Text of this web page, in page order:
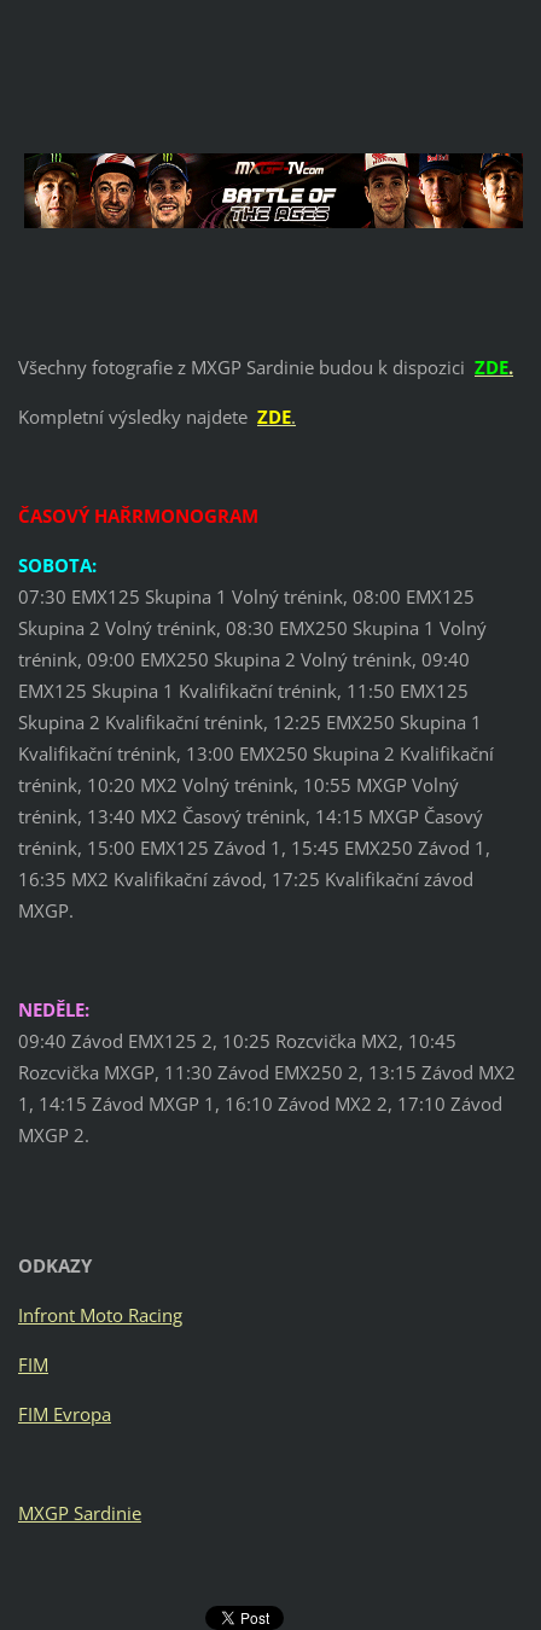
Všechny fotografie z MXGP Sardinie budou k dispozici ZDE.
Kompletní výsledky najdete ZDE.
ČASOVÝ HAŘRMONOGRAM
SOBOTA:
07:30 EMX125 Skupina 1 Volný trénink, 08:00 EMX125
Skupina 2 Volný trénink, 08:30 EMX250 Skupina 1 Volný
trénink, 09:00 EMX250 Skupina 2 Volný trénink, 09:40
EMX125 Skupina 1 Kvalifikační trénink, 11:50 EMX125
Skupina 2 Kvalifikační trénink, 12:25 EMX250 Skupina 1
Kvalifikační trénink, 13:00 EMX250 Skupina 2 Kvalifikační
trénink, 10:20 MX2 Volný trénink, 10:55 MXGP Volný
trénink, 13:40 MX2 Časový trénink, 14:15 MXGP Časový
trénink, 15:00 EMX125 Závod 1, 15:45 EMX250 Závod 1,
16:35 MX2 Kvalifikační závod, 17:25 Kvalifikační závod
MXGP.
NEDĚLE:
09:40 Závod EMX125 2, 10:25 Rozcvička MX2, 10:45
Rozcvička MXGP, 11:30 Závod EMX250 2, 13:15 Závod MX2
1, 14:15 Závod MXGP 1, 16:10 Závod MX2 2, 17:10 Závod
MXGP 2.
ODKAZY
Infront Moto Racing
FIM
FIM Evropa
MXGP Sardinie